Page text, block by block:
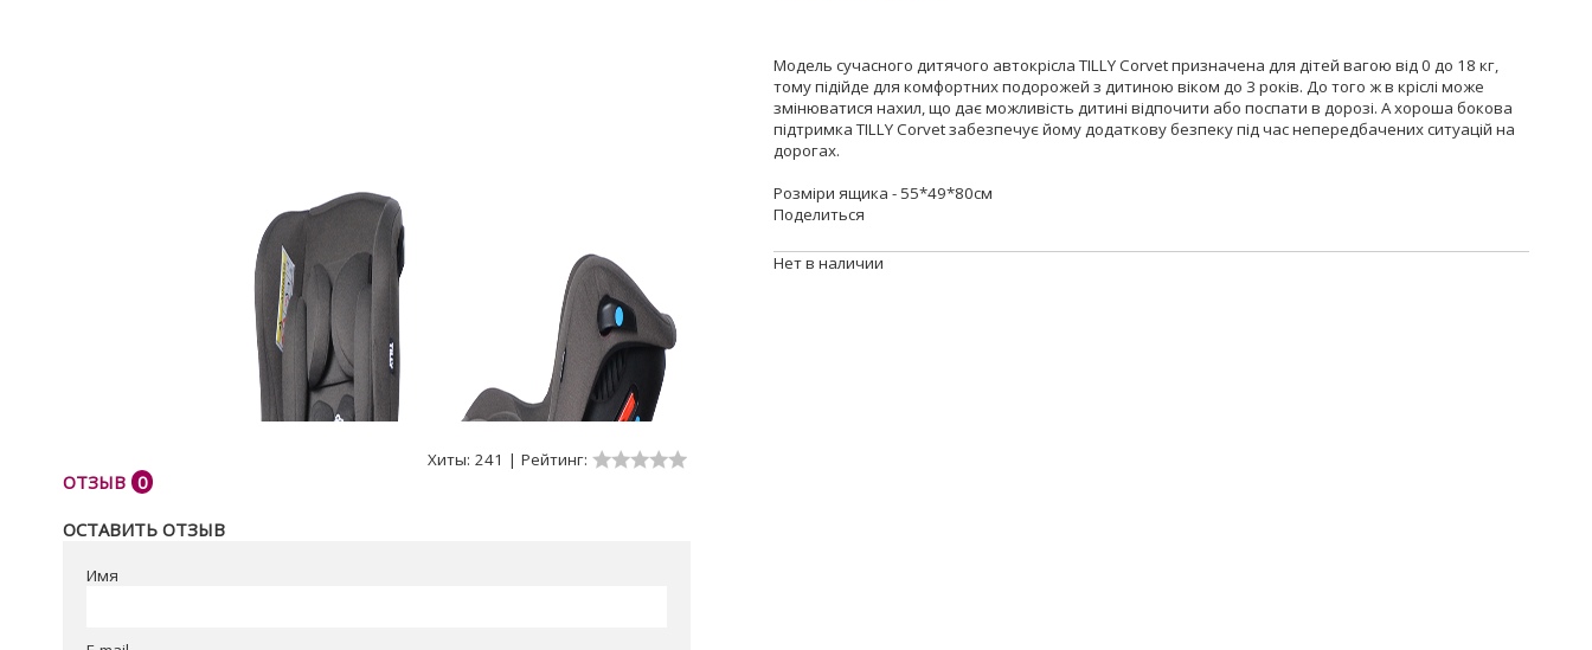
Хиты: 241 | Рейтинг:
ОТЗЫВ 0
ОСТАВИТЬ ОТЗЫВ
Имя
Модель сучасного дитячого автокрісла TILLY Corvet призначена для дітей вагою від 0 до 18 кг,
тому підійде для комфортних подорожей з дитиною віком до 3 років. До того ж в кріслі може
змінюватися нахил, що дає можливість дитині відпочити або поспати в дорозі. А хороша бокова
підтримка TILLY Corvet забезпечує йому додаткову безпеку під час непередбачених ситуацій на
дорогах.
Розміри ящика - 55*49*80см
Поделиться
Нет в наличии